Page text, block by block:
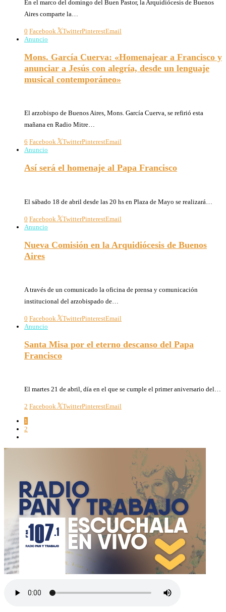
En el marco del domingo del Buen Pastor, la Arquidiócesis de Buenos
Aires comparte la…
0 Facebook TwitterPinterestEmail
Anuncio
Mons. García Cuerva: «Homenajear a Francisco y
anunciar a Jesús con alegría, desde un lenguaje
musical contemporáneo»
El arzobispo de Buenos Aires, Mons. García Cuerva, se refirió esta
mañana en Radio Mitre…
6 Facebook TwitterPinterestEmail
Anuncio
Así será el homenaje al Papa Francisco
El sábado 18 de abril desde las 20 hs en Plaza de Mayo se realizará…
0 Facebook TwitterPinterestEmail
Anuncio
Nueva Comisión en la Arquidiócesis de Buenos
Aires
A través de un comunicado la oficina de prensa y comunicación
institucional del arzobispado de…
0 Facebook TwitterPinterestEmail
Anuncio
Santa Misa por el eterno descanso del Papa
Francisco
El martes 21 de abril, día en el que se cumple el primer aniversario del…
2 Facebook TwitterPinterestEmail
1
2